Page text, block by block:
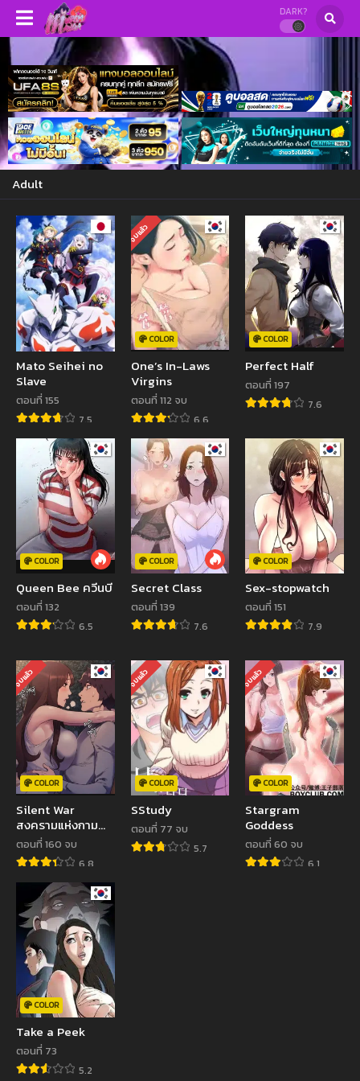
DARK?
Adult
Mato Seihei no
Slave
ตอนที่ 155
7.5
จบแล้ว
COLOR
One’s In-Laws
Virgins
ตอนที่ 112 จบ
6.6
COLOR
Perfect Half
ตอนที่ 197
7.6
COLOR
Queen Bee ควีนบี
ตอนที่ 132
6.5
COLOR
Secret Class
ตอนที่ 139
7.6
COLOR
Sex-stopwatch
ตอนที่ 151
7.9
จบแล้ว
COLOR
Silent War
สงครามแห่งกาม
ราคะ
ตอนที่ 160 จบ
6.8
จบแล้ว
COLOR
SStudy
ตอนที่ 77 จบ
5.7
จบแล้ว
COLOR
Stargram
Goddess
ตอนที่ 60 จบ
6.1
COLOR
Take a Peek
ตอนที่ 73
5.2